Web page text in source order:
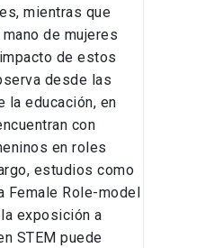
mientras que
de mujeres
de estos
desde las
la educación, en
con
en roles
estudios como
Female Role-model
exposición a
STEM puede